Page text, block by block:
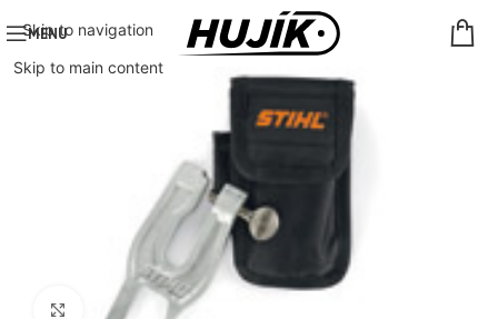
Skip to navigation
Skip to main content
MENU
Click to enlarge